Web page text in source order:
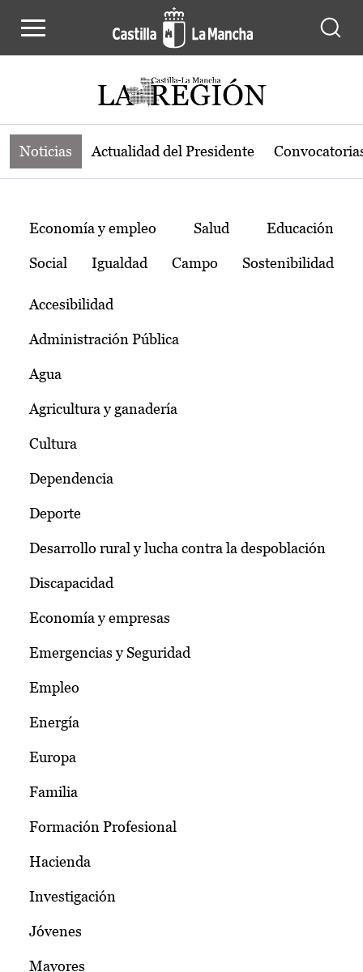
Noticias de la región de Castilla-La
Noticias Actualidad del Presidente
Temas
Economía y empleo Salud Educación
Social Igualdad Campo Sostenibilidad
Accesibilidad
Administración Pública
Agua
Agricultura y ganadería
Cultura
Dependencia
Deporte
Desarrollo rural y lucha contra la despoblación
Discapacidad
Economía y empresas
Emergencias y Seguridad
Empleo
Energía
Europa
Familia
Formación Profesional
Hacienda
Investigación
Jóvenes
Mayores